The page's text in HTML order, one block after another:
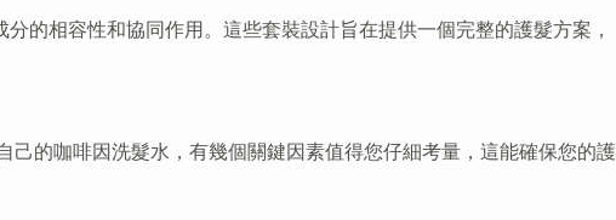
的相容性和協同作用。這些套裝設計旨在提供一個完整的護髮方案，
的咖啡因洗髮水，有幾個關鍵因素值得您仔細考量，這能確保您的護